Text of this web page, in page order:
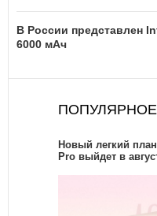
В России представлен
6000 мАч
Новый легкий
Pro выйдет в